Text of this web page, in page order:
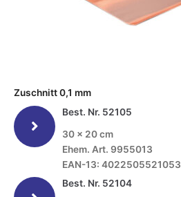
Zuschnitt 0,1 mm
Best. Nr. 52105
30 x 20 cm
Ehem. Art. 9955013
EAN-13: 4022505521053
Best. Nr. 52104